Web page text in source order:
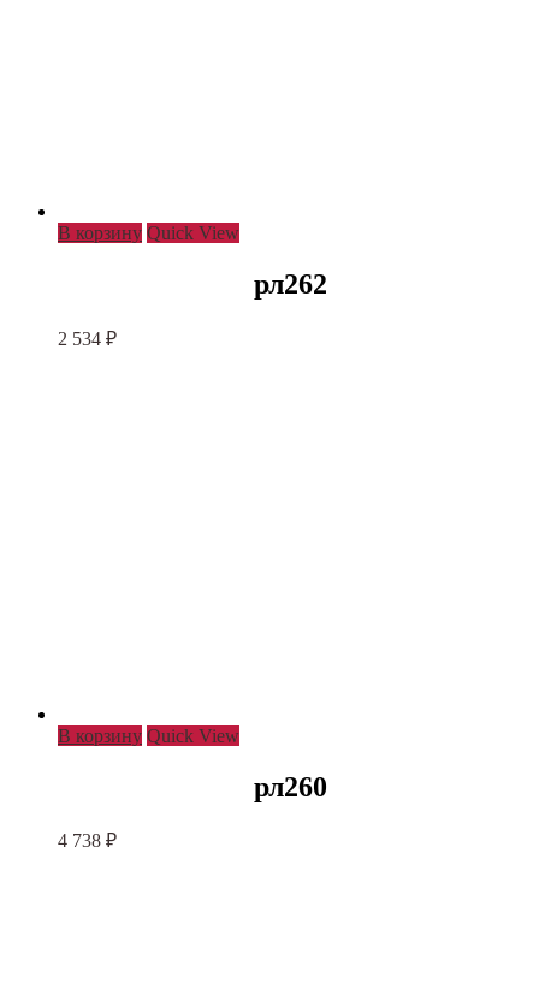
В корзину Quick View
рл262
2 534 ₽
В корзину Quick View
рл260
4 738 ₽